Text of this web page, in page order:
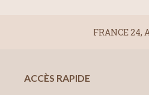
FRANCE
ACCÈS RAPIDE